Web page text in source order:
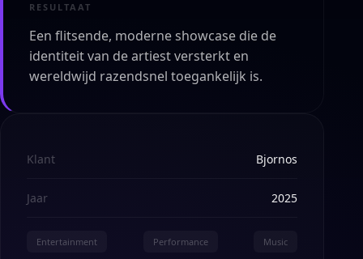
RESULTAAT
Een flitsende, moderne showcase die de
identiteit van de artiest versterkt en
wereldwijd razendsnel toegankelijk is.
Klant Bjornos
Jaar 2025
Entertainment Performance Music